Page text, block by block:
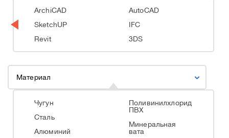
ArchiCAD
SketchUP
Revit
AutoCAD
IFC
3DS
Материал
Чугун
Сталь
Алюминий
Поливинилхлорид
ПВХ
Минеральная
вата